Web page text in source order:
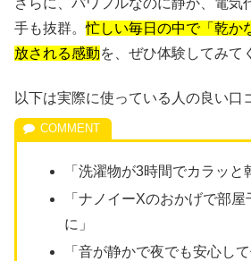
手も抜群。忙しい毎日の中で「乾か
放される感動を、ぜひ体験してみて
以下は実際に使っている人の良い口
「洗濯物が3時間でカラッと
「ナノイーXのおかげで部屋
に」
「音が静かで夜でも安心して